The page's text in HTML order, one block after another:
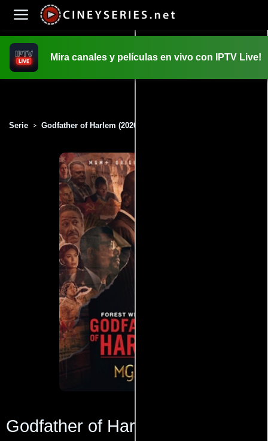
Mira canales y películas en vivo con IPTV Live!
Serie > Godfather of Harlem (2020)
Godfather of Harlem